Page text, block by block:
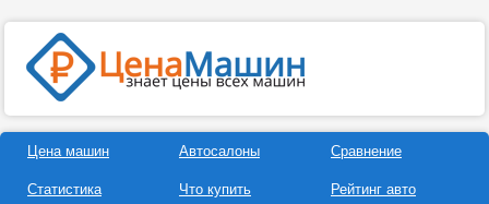
Цена машин
Статистика
Автосалоны
Что купить
Сравнение
Рейтинг авто